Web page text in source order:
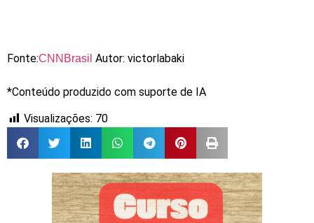
Fonte:CNNBrasil Autor: victorlabaki
*Conteúdo produzido com suporte de IA
Visualizações: 70